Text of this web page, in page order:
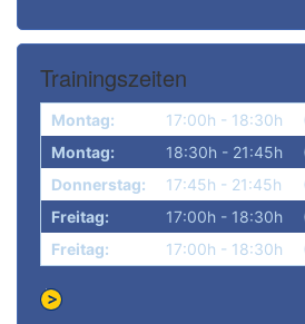
Trainingszeiten
Montag: 17:00h - 18:30h
Montag:
18:30h - 21:45h
Donnerstag:
17:45h - 21:45h
Freitag:
17:00h - 18:30h
Freitag:
17:00h - 18:30h